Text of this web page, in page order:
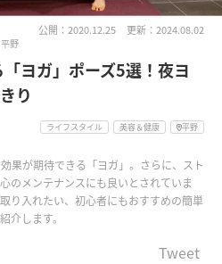
公開：2020.12.25 更新：2024.08.02
野
ヨガ」ポーズ5選！夜ヨ
り
ライフスタイル 美容＆健康 平野
果が期待できる「ヨガ」。さらに、スト
のメンテナンスにも良いとされていま
り入れたい、初心者にもおすすめの簡単
介します。
Tweet